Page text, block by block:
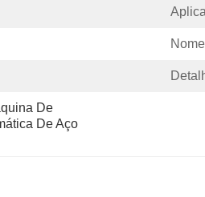
De
De Aço